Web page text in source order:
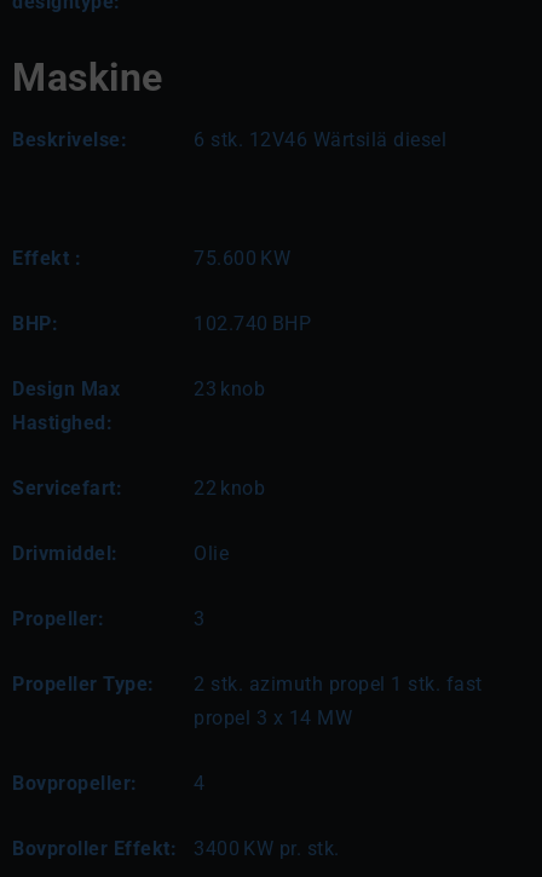
Maskine
Beskrivelse: 6 stk. 12V46 Wärtsilä diesel
Effekt : 75.600 KW
BHP: 102.740 BHP
Design Max
Hastighed:
23 knob
Servicefart: 22 knob
Drivmiddel: Olie
Propeller: 3
Propeller Type:
2 stk. azimuth propel 1 stk. fast
propel 3 x 14 MW
Bovpropeller: 4
Bovproller Effekt: 3400 KW pr. stk.